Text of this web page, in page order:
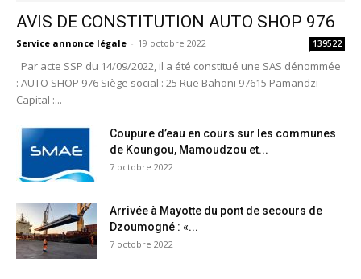
AVIS DE CONSTITUTION AUTO SHOP 976
Service annonce légale - 19 octobre 2022 139522
Par acte SSP du 14/09/2022, il a été constitué une SAS dénommée
: AUTO SHOP 976 Siège social : 25 Rue Bahoni 97615 Pamandzi
Capital :...
Coupure d’eau en cours sur les communes
de Koungou, Mamoudzou et...
7 octobre 2022
Arrivée à Mayotte du pont de secours de
Dzoumogné : «...
7 octobre 2022